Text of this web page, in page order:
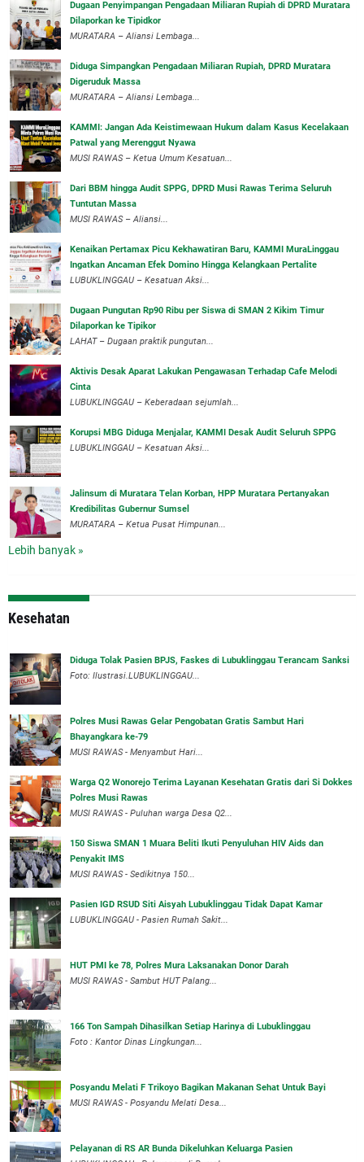
‎Dugaan Penyimpangan Pengadaan Miliaran Rupiah di DPRD Muratara
Dilaporkan ke Tipidkor
‎MURATARA – Aliansi Lembaga...
Diduga Simpangkan Pengadaan Miliaran Rupiah, DPRD Muratara
Digeruduk Massa
‎MURATARA – Aliansi Lembaga...
‎KAMMI: Jangan Ada Keistimewaan Hukum dalam Kasus Kecelakaan
Patwal yang Merenggut Nyawa
‎MUSI RAWAS – Ketua Umum Kesatuan...
Dari BBM hingga Audit SPPG, DPRD Musi Rawas Terima Seluruh
Tuntutan Massa
MUSI RAWAS – Aliansi...
‎Kenaikan Pertamax Picu Kekhawatiran Baru, KAMMI MuraLinggau
Ingatkan Ancaman Efek Domino Hingga Kelangkaan Pertalite
‎LUBUKLINGGAU – Kesatuan Aksi...
Dugaan Pungutan Rp90 Ribu per Siswa di SMAN 2 Kikim Timur
Dilaporkan ke Tipikor
LAHAT – Dugaan praktik pungutan...
Aktivis Desak Aparat Lakukan Pengawasan Terhadap Cafe Melodi
Cinta
LUBUKLINGGAU – Keberadaan sejumlah...
Korupsi MBG Diduga Menjalar, KAMMI Desak Audit Seluruh SPPG
‎LUBUKLINGGAU – Kesatuan Aksi...
‎Jalinsum di Muratara Telan Korban, HPP Muratara Pertanyakan
Kredibilitas Gubernur Sumsel
MURATARA – Ketua Pusat Himpunan...
Lebih banyak »
Kesehatan
Diduga Tolak Pasien BPJS, Faskes di Lubuklinggau Terancam Sanksi
Foto: Ilustrasi.LUBUKLINGGAU...
Polres Musi Rawas Gelar Pengobatan Gratis Sambut Hari
Bhayangkara ke-79
MUSI RAWAS - Menyambut Hari...
Warga Q2 Wonorejo Terima Layanan Kesehatan Gratis dari Si Dokkes
Polres Musi Rawas
MUSI RAWAS - Puluhan warga Desa Q2...
150 Siswa SMAN 1 Muara Beliti Ikuti Penyuluhan HIV Aids dan
Penyakit IMS
MUSI RAWAS - Sedikitnya 150...
Pasien IGD RSUD Siti Aisyah Lubuklinggau Tidak Dapat Kamar
LUBUKLINGGAU - Pasien Rumah Sakit...
HUT PMI ke 78, Polres Mura Laksanakan Donor Darah
MUSI RAWAS - Sambut HUT Palang...
166 Ton Sampah Dihasilkan Setiap Harinya di Lubuklinggau
Foto : Kantor Dinas Lingkungan...
Posyandu Melati F Trikoyo Bagikan Makanan Sehat Untuk Bayi
MUSI RAWAS - Posyandu Melati Desa...
Pelayanan di RS AR Bunda Dikeluhkan Keluarga Pasien